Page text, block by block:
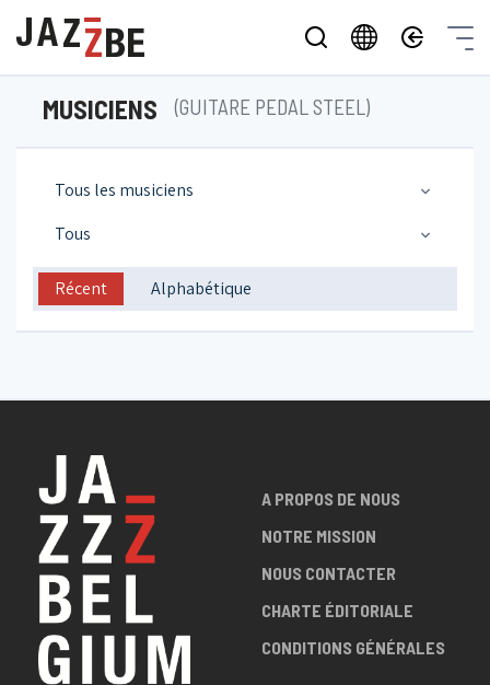
MUSICIENS (GUITARE PEDAL STEEL)
Tous les musiciens
Tous
Récent Alphabétique
A PROPOS DE NOUS
NOTRE MISSION
NOUS CONTACTER
CHARTE ÉDITORIALE
CONDITIONS GÉNÉRALES